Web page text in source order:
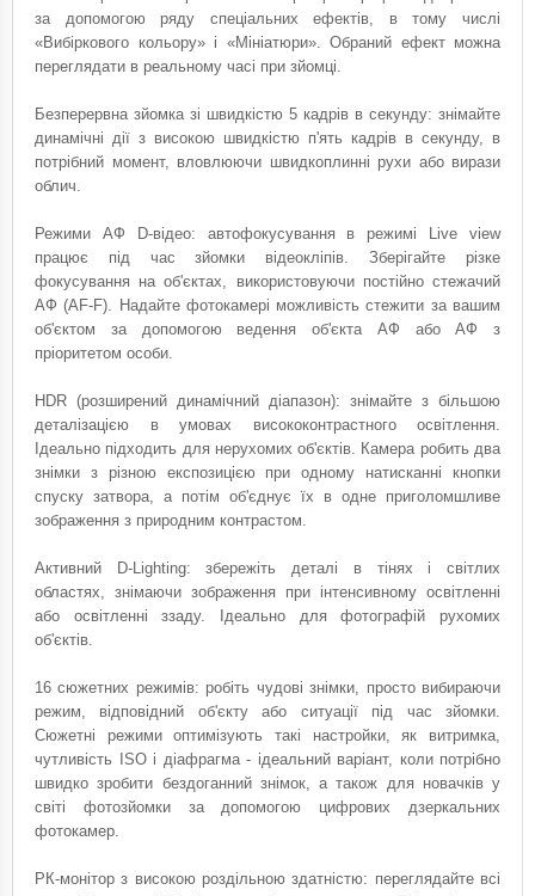
за допомогою ряду спеціальних ефектів, в тому числі
«Вибіркового кольору» і «Мініатюри». Обраний ефект можна
переглядати в реальному часі при зйомці.
Безперервна зйомка зі швидкістю 5 кадрів в секунду: знімайте
динамічні дії з високою швидкістю п'ять кадрів в секунду, в
потрібний момент, вловлюючи швидкоплинні рухи або вирази
облич.
Режими АФ D-відео: автофокусування в режимі Live view
працює під час зйомки відеокліпів. Зберігайте різке
фокусування на об'єктах, використовуючи постійно стежачий
АФ (AF-F). Надайте фотокамері можливість стежити за вашим
об'єктом за допомогою ведення об'єкта АФ або АФ з
пріоритетом особи.
HDR (розширений динамічний діапазон): знімайте з більшою
деталізацією в умовах висококонтрастного освітлення.
Ідеально підходить для нерухомих об'єктів. Камера робить два
знімки з різною експозицією при одному натисканні кнопки
спуску затвора, а потім об'єднує їх в одне приголомшливе
зображення з природним контрастом.
Активний D-Lighting: збережіть деталі в тінях і світлих
областях, знімаючи зображення при інтенсивному освітленні
або освітленні ззаду. Ідеально для фотографій рухомих
об'єктів.
16 сюжетних режимів: робіть чудові знімки, просто вибираючи
режим, відповідний об'єкту або ситуації під час зйомки.
Сюжетні режими оптимізують такі настройки, як витримка,
чутливість ISO і діафрагма - ідеальний варіант, коли потрібно
швидко зробити бездоганний знімок, а також для новачків у
світі фотозйомки за допомогою цифрових дзеркальних
фотокамер.
РК-монітор з високою роздільною здатністю: переглядайте всі